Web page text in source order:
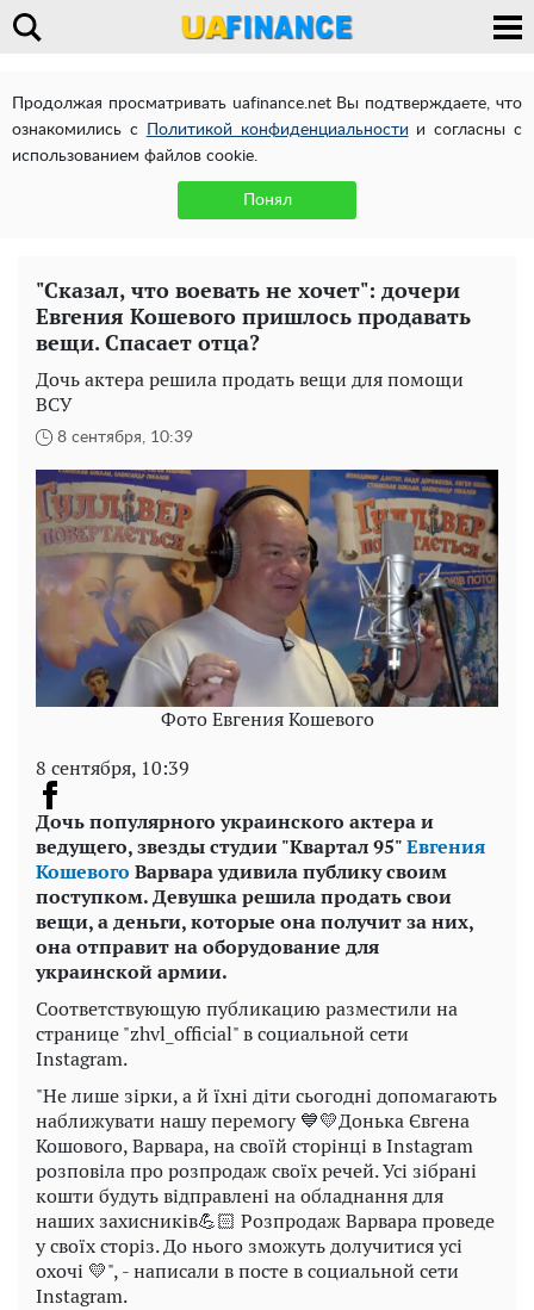
Продолжая просматривать uafinance.net Вы подтверждаете, что
ознакомились с
Политикой конфиденциальности и согласны с
использованием файлов cookie.
Понял
"Сказал, что воевать не хочет": дочери
Евгения Кошевого пришлось продавать
вещи. Спасает отца?
Дочь актера решила продать вещи для помощи
ВСУ
8 сентября, 10:39
Фото Евгения Кошевого
8 сентября, 10:39
Дочь популярного украинского актера и
ведущего, звезды студии "Квартал 95"Евгения
Кошевого Варвара удивила публику своим
поступком. Девушка решила продать свои
вещи, а деньги, которые она получит за них,
она отправит на оборудование для
украинской армии.
Соответствующую публикацию разместили на
странице "zhvl_official" в социальной сети
Instagram.
"Не лише зірки, а й їхні діти сьогодні допомагають
наближувати нашу перемогу 💙💛Донька Євгена
Кошового, Варвара, на своїй сторінці в Instagram
розповіла про розпродаж своїх речей. Усі зібрані
кошти будуть відправлені на обладнання для
наших захисників💪🏻 Розпродаж Варвара проведе
у своїх сторіз. До нього зможуть долучитися усі
охочі 💛", - написали в посте в социальной сети
Instagram.